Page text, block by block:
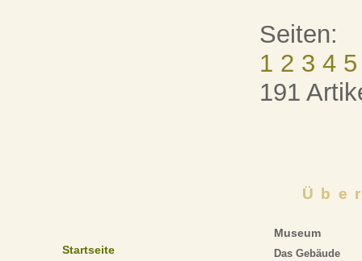
Seiten:
1 2 3 4 5
191
Startseite
Museum
Das Gebäude